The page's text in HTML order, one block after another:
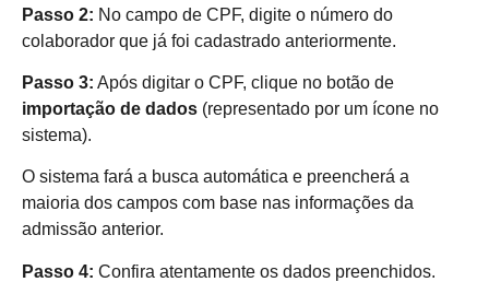
Passo 2: No campo de CPF, digite o número do
colaborador que já foi cadastrado anteriormente.
Passo 3: Após digitar o CPF, clique no botão de
importação de dados (representado por um ícone no
sistema).
O sistema fará a busca automática e preencherá a
maioria dos campos com base nas informações da
admissão anterior.
Passo 4: Confira atentamente os dados preenchidos.